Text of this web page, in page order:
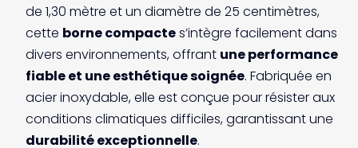
de 1,30 mètre et un diamètre de 25 centimètres,
cette borne compactes’intègre facilement dans
divers environnements, offrant une performance
fiable et une esthétique soignée. Fabriquée en
acier inoxydable, elle est conçue pour résister aux
conditions climatiques difficiles, garantissant une
durabilité exceptionnelle.